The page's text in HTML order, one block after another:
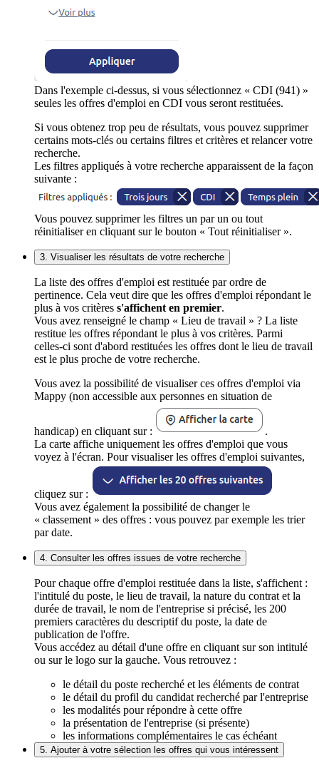
Dans l'exemple ci-dessus, si vous sélectionnez « CDI (941) »
seules les offres d'emploi en CDI vous seront restituées.
Si vous obtenez trop peu de résultats, vous pouvez supprimer
certains mots-clés ou certains filtres et critères et relancer votre
recherche.
Les filtres appliqués à votre recherche apparaissent de la façon
suivante :
Vous pouvez supprimer les filtres un par un ou tout
réinitialiser en cliquant sur le bouton « Tout réinitialiser ».
3. Visualiser les résultats de votre recherche
La liste des offres d'emploi est restituée par ordre de
pertinence. Cela veut dire que les offres d'emploi répondant le
plus à vos critères s'affichent en premier.
Vous avez renseigné le champ « Lieu de travail » ? La liste
restitue les offres répondant le plus à vos critères. Parmi
celles-ci sont d'abord restituées les offres dont le lieu de travail
est le plus proche de votre recherche.
Vous avez la possibilité de visualiser ces offres d'emploi via
Mappy (non accessible aux personnes en situation de
handicap) en cliquant sur :
.
La carte affiche uniquement les offres d'emploi que vous
voyez à l'écran. Pour visualiser les offres d'emploi suivantes,
cliquez sur :
Vous avez également la possibilité de changer le
« classement » des offres : vous pouvez par exemple les trier
par date.
4. Consulter les offres issues de votre recherche
Pour chaque offre d'emploi restituée dans la liste, s'affichent :
l'intitulé du poste, le lieu de travail, la nature du contrat et la
durée de travail, le nom de l'entreprise si précisé, les 200
premiers caractères du descriptif du poste, la date de
publication de l'offre.
Vous accédez au détail d'une offre en cliquant sur son intitulé
ou sur le logo sur la gauche. Vous retrouvez :
le détail du poste recherché et les éléments de contrat
le détail du profil du candidat recherché par l'entreprise
les modalités pour répondre à cette offre
la présentation de l'entreprise (si présente)
les informations complémentaires le cas échéant
5. Ajouter à votre sélection les offres qui vous intéressent